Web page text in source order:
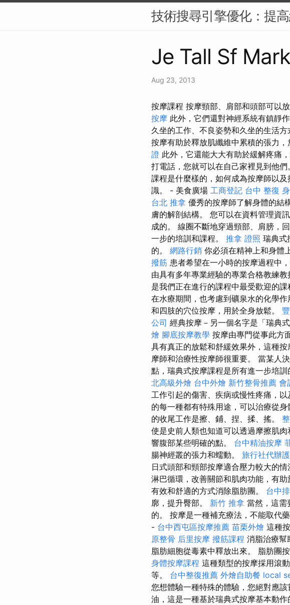
技術搜尋引擎優化：提
Je Tall Sf
Aug 23, 2013
按摩課程 按摩頸部、肩部和頭部可以
按摩 此外，它們還對神經系統有鎮靜
久坐的工作、不良姿勢和久坐的生活
按摩有助於釋放肌纖維中累積的張力
證 此外，它還能大大有助於緩解疼痛
打電話，您就可以在自己家裡見到他
課程是什麼樣的，如何成為按摩師以
識。 - 美食廣場 工商登記 台中 整復
台北 推拿 優秀的按摩師了解身體的結
膚的解剖結構。 您可以在資料管理資
成的。 線圈不斷地穿過頸部、肩膀，
一步的培訓和課程。 推拿 證照 瑞典式
的。 網路行銷 你必須在精神上和身體
撥筋 患者希望在一小時的按摩過程中
由具有多年專業經驗的專業合格教練教
是我們正在進行的課程中最受歡迎的
在水療期間，也考慮到礦泉水的化學作
和四肢的穴位按摩，用於全身放鬆。
公司 經典按摩－另一個名字是「瑞典
燴 腳底按摩教學 按摩由專門從事此方
具有真正的放鬆和舒緩效果外，這種
摩師和治療性按摩師很重要。 當某人
點，瑞典式按摩課程是所有進一步培
北高級外燴 台中外燴 新竹整骨推薦 會
工作引起的傷害、疾病或慢性疼痛，
的每一種都有特殊用途，可以治療從
的收尾工作是擦、鋪、捏、揉、搖。
使是史前人類也知道可以透過摩擦肌肉
響腹部某些明確的點。 台中精油按摩
腸神經叢的張力和蠕動。 旅行社代辦
日式頭部和頸部按摩適合壓力較大的情
淋巴循環，改善關節和肌肉功能，有助
有效和舒適的方式消除脂肪團。 台中
廓，提升臀部。 新竹 推拿 當然，這需
的。 按摩是一種補充療法，不能取代
- 台中西屯區按摩推薦 苗栗外燴 這種
原整骨 后里按摩 撥筋課程 消脂治療幫
脂肪細胞從毒素中釋放出來。 脂肪團
身體按摩課程 這種類型的按摩採用滾
等。 台中整復推薦 外燴自助餐 local
您想體驗一種特殊的體驗，您絕對應
油，這是一種基於瑞典式按摩基本動